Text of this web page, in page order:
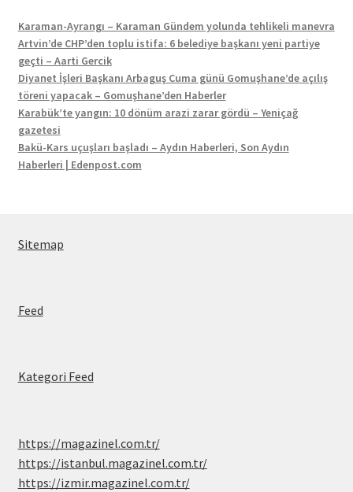
Karaman-Ayrangı – Karaman Gündem yolunda tehlikeli manevra
Artvin’de CHP’den toplu istifa: 6 belediye başkanı yeni partiye
geçti – Aarti Gercik
Diyanet İşleri Başkanı Arbaguş Cuma günü Gomuşhane’de açılış
töreni yapacak – Gomuşhane’den Haberler
Karabük’te yangın: 10 dönüm arazi zarar gördü – Yeniçağ
gazetesi
Bakü-Kars uçuşları başladı – Aydın Haberleri, Son Aydın
Haberleri | Edenpost.com
Sitemap
Feed
Kategori Feed
https://magazinel.com.tr/
https://istanbul.magazinel.com.tr/
https://izmir.magazinel.com.tr/